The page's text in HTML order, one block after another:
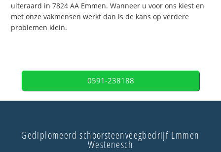
uiteraard in 7824 AA Emmen. Wanneer u voor ons kiest en
met onze vakmensen werkt dan is de kans op verdere
problemen klein.
0591-238188
Gediplomeerd schoorsteenveegbedrijf Emmen
Westenesch